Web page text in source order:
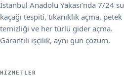
İstanbul Anadolu Yakası’nda 7/24 su
kaçağı tespiti, tıkanıklık açma, petek
temizliği ve her türlü gider açma.
Garantili işçilik, aynı gün çözüm.
HIZMETLER